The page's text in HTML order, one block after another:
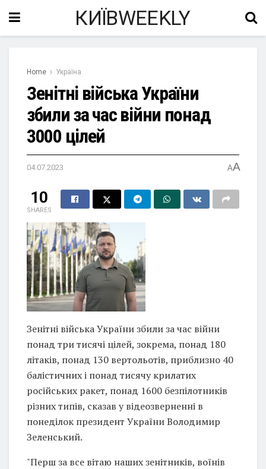
КИЇВWEEKLY
Home Україна
Зенітні війська України
збили за час війни понад
3000 цілей
04.07.2023 AA
10
SHARES
Зенітні війська України збили за час війни
понад три тисячі цілей, зокрема, понад 180
літаків, понад 130 вертольотів, приблизно 40
балістичних і понад тисячу крилатих
російських ракет, понад 1600 безпілотників
різних типів, сказав у відеозверненні в
понеділок президент України Володимир
Зеленський.
"Перш за все вітаю наших зенітників, воїнів